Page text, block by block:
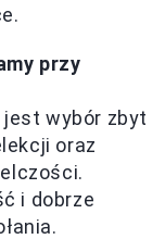
przy
wybór zbyt
oraz
i dobrze